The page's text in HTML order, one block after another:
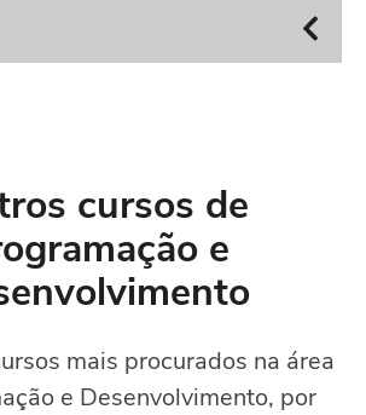
cursos de
e
mais procurados na área
e Desenvolvimento, por